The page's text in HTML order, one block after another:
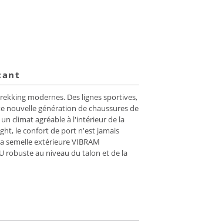
modernes. Des lignes sportives,
nouvelle génération de chaussures de
climat agréable à l'intérieur de la
le confort de port n'est jamais
semelle extérieure VIBRAM
robuste au niveau du talon et de la